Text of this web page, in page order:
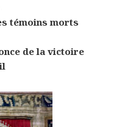
témoins morts
de la victoire